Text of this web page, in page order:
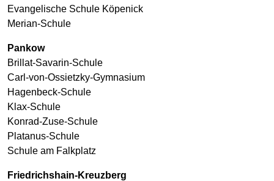
Evangelische Schule Köpenick
Merian-Schule
Pankow
Brillat-Savarin-Schule
Carl-von-Ossietzky-Gymnasium
Hagenbeck-Schule
Klax-Schule
Konrad-Zuse-Schule
Platanus-Schule
Schule am Falkplatz
Friedrichshain-Kreuzberg